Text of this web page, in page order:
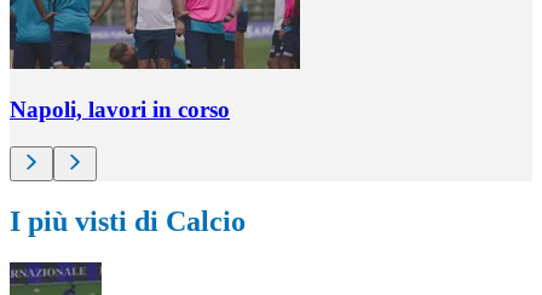
Napoli, lavori in corso
I più visti di Calcio